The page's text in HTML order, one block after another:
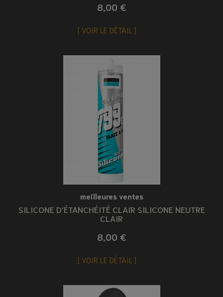
8,00 €
VOIR LE DÉTAIL
meilleures ventes
SILICONE D'ÉTANCHÉITÉ CLAIR SILICONE NEUTRE
CLAIR
8,00 €
VOIR LE DÉTAIL